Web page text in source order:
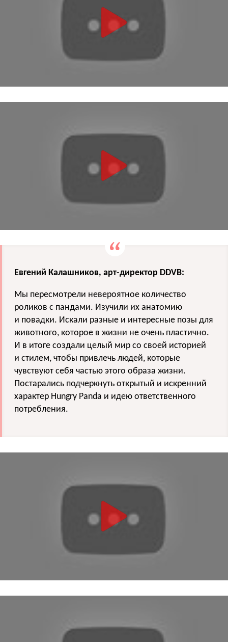
Евгений Калашников, арт-директор DDVB:
Мы пересмотрели невероятное количество
роликов с пандами. Изучили их анатомию
и повадки. Искали разные и интересные позы для
животного, которое в жизни не очень пластично.
И в итоге создали целый мир со своей историей
и стилем, чтобы привлечь людей, которые
чувствуют себя частью этого образа жизни.
Постарались подчеркнуть открытый и искренний
характер Hungry Panda и идею ответственного
потребления.